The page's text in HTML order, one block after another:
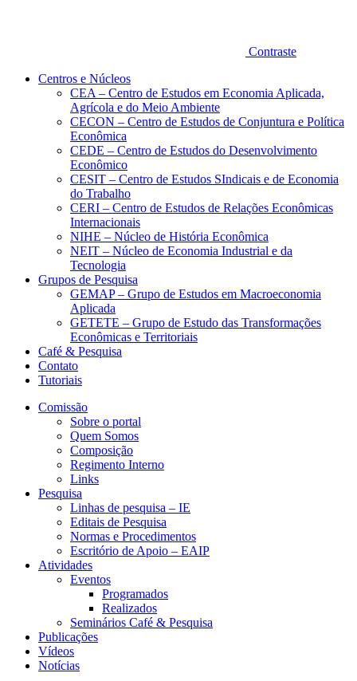
Contraste
Centros e Núcleos
CEA – Centro de Estudos em Economia Aplicada,
Agrícola e do Meio Ambiente
CECON – Centro de Estudos de Conjuntura e Política
Econômica
CEDE – Centro de Estudos do Desenvolvimento
Econômico
CESIT – Centro de Estudos SIndicais e de Economia
do Trabalho
CERI – Centro de Estudos de Relações Econômicas
Internacionais
NIHE – Núcleo de História Econômica
NEIT – Núcleo de Economia Industrial e da
Tecnologia
Grupos de Pesquisa
GEMAP – Grupo de Estudos em Macroeconomia
Aplicada
GETETE – Grupo de Estudo das Transformações
Econômicas e Territoriais
Café & Pesquisa
Contato
Tutoriais
Comissão
Sobre o portal
Quem Somos
Composição
Regimento Interno
Links
Pesquisa
Linhas de pesquisa – IE
Editais de Pesquisa
Normas e Procedimentos
Escritório de Apoio – EAIP
Atividades
Eventos
Programados
Realizados
Seminários Café & Pesquisa
Publicações
Vídeos
Notícias